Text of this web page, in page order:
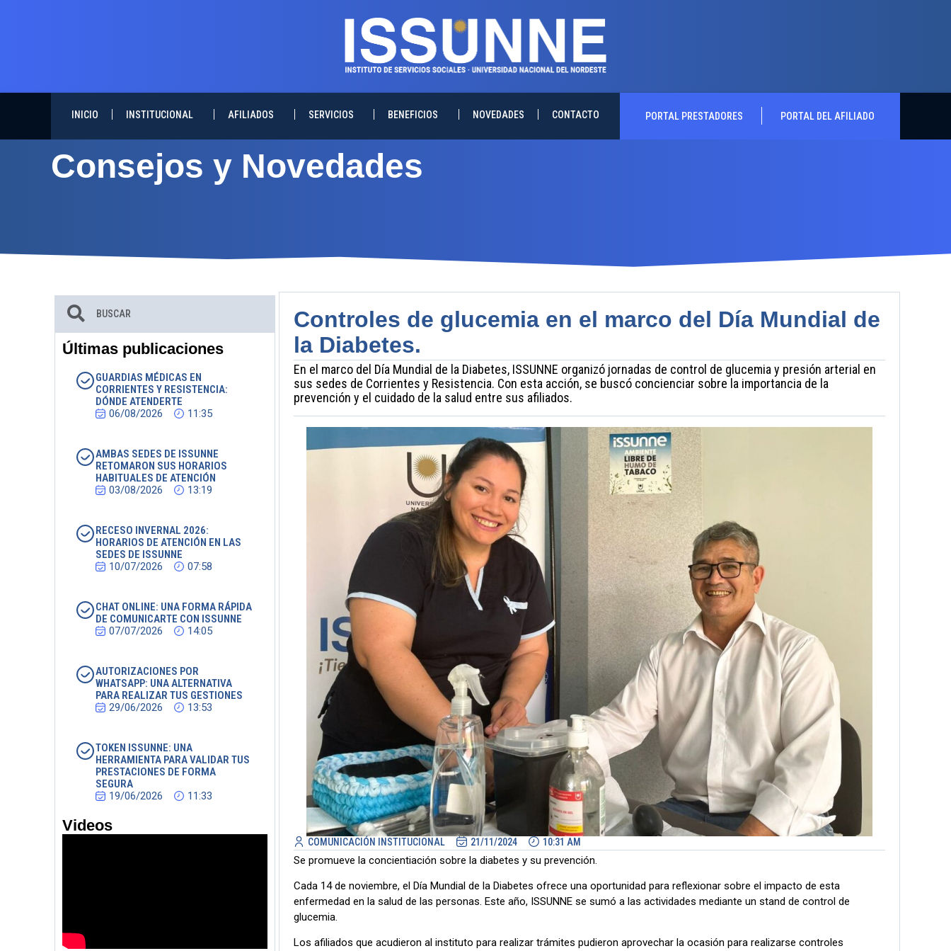
INICIO INSTITUCIONAL AFILIADOS SERVICIOS BENEFICIOS NOVEDADES CONTACTO PORTAL PRESTADORES PORTAL DEL AFILIADO
Consejos y Novedades
Últimas publicaciones
GUARDIAS MÉDICAS EN
CORRIENTES Y RESISTENCIA:
DÓNDE ATENDERTE
06/08/2026
11:35
AMBAS SEDES DE ISSUNNE
RETOMARON SUS HORARIOS
HABITUALES DE ATENCIÓN
03/08/2026
13:19
RECESO INVERNAL 2026:
HORARIOS DE ATENCIÓN EN LAS
SEDES DE ISSUNNE
10/07/2026
07:58
CHAT ONLINE: UNA FORMA RÁPIDA
DE COMUNICARTE CON ISSUNNE
07/07/2026
14:05
AUTORIZACIONES POR
WHATSAPP: UNA ALTERNATIVA
PARA REALIZAR TUS GESTIONES
29/06/2026
13:53
TOKEN ISSUNNE: UNA
HERRAMIENTA PARA VALIDAR TUS
PRESTACIONES DE FORMA
SEGURA
19/06/2026
11:33
Videos
Controles de glucemia en el marco del Día Mundial de
la Diabetes.
En el marco del Día Mundial de la Diabetes, ISSUNNE organizó jornadas de control de glucemia y presión arterial en
sus sedes de Corrientes y Resistencia. Con esta acción, se buscó concienciar sobre la importancia de la
prevención y el cuidado de la salud entre sus afiliados.
COMUNICACIÓN INSTITUCIONAL 21/11/2024 10:31 AM
Se promueve la concientiación sobre la diabetes y su prevención.
Cada 14 de noviembre, el Día Mundial de la Diabetes ofrece una oportunidad para reflexionar sobre el impacto de esta
enfermedad en la salud de las personas. Este año, ISSUNNE se sumó a las actividades mediante un stand de control de
glucemia.
Los afiliados que acudieron al instituto para realizar trámites pudieron aprovechar la ocasión para realizarse controles